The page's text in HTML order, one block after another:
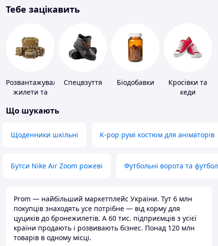
Тебе зацікавить
Розвантажувальні
жилети та
без плит
Спецвзуття Біодобавки
Кросівки та
кеди
Що шукають
Щоденники шкільні K-pop румі костюм для аніматорів
Бутси Nike Air Zoom рожеві Футбольні ворота та
Prom — найбільший маркетплейс України. Тут 6 млн
покупців знаходять усе потрібне — від корму для
цуциків до бронежилетів. А 60 тис. підприємців з усієї
країни продають і розвивають бізнес. Понад 120 млн
товарів в одному місці.